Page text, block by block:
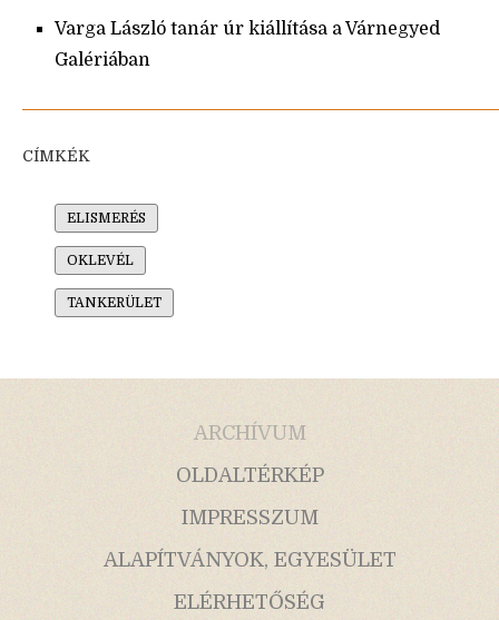
Varga László tanár úr kiállítása a Várnegyed
Galériában
CÍMKÉK
ELISMERÉS
OKLEVÉL
TANKERÜLET
ARCHÍVUM
OLDALTÉRKÉP
IMPRESSZUM
ALAPÍTVÁNYOK, EGYESÜLET
ELÉRHETŐSÉG